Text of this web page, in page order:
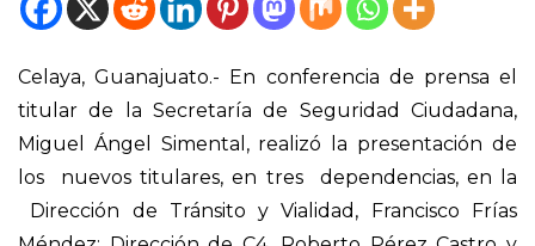
Celaya, Guanajuato.- En conferencia de prensa el
titular de la Secretaría de Seguridad Ciudadana,
Miguel Ángel Simental, realizó la presentación de
los nuevos titulares, en tres dependencias, en la
Dirección de Tránsito y Vialidad, Francisco Frías